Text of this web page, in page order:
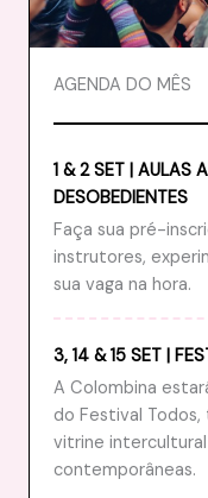
AGENDA DO MÊS
1 & 2 SET | AULAS
DESOBEDIENTES
Faça sua pré-
instrutores,
sua vaga na hora.
3, 14 & 15 SET |
A Colombina
do Festival
vitrine
contemporâneas.